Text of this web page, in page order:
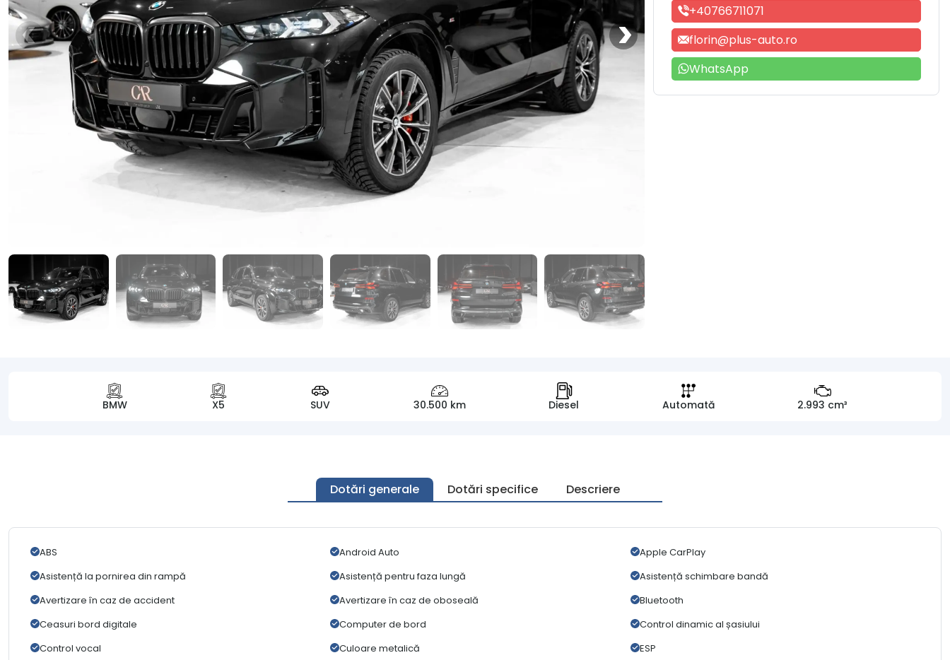
BMW X5 SUV 30.500 km Diesel Automată 2.993 cm³
Dotări generale Dotări specifice Descriere
ABS Android Auto
Apple CarPlay
Asistență la pornirea din rampă
Asistență pentru faza lungă
Asistență schimbare bandă
Avertizare în caz de accident
Avertizare în caz de oboseală
Bluetooth
Ceasuri bord digitale
Computer de bord
Control dinamic al șasiului
Control vocal
Culoare metalică
ESP
+40766711071
florin@plus-auto.ro
WhatsApp